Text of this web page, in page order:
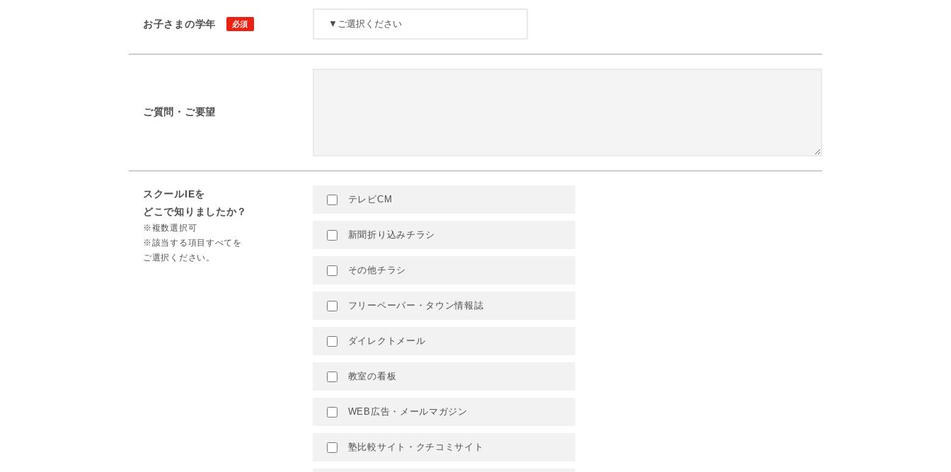
お子さまの学年
ご質問・ご要望
スクールIEを
どこで知りましたか？
※複数選択可
※該当する項目すべてを
ご選択ください。
テレビCM
新聞折り込みチラシ
その他チラシ
フリーペーパー・タウン情報誌
ダイレクトメール
教室の看板
WEB広告・メールマガジン
塾比較サイト・クチコミサイト